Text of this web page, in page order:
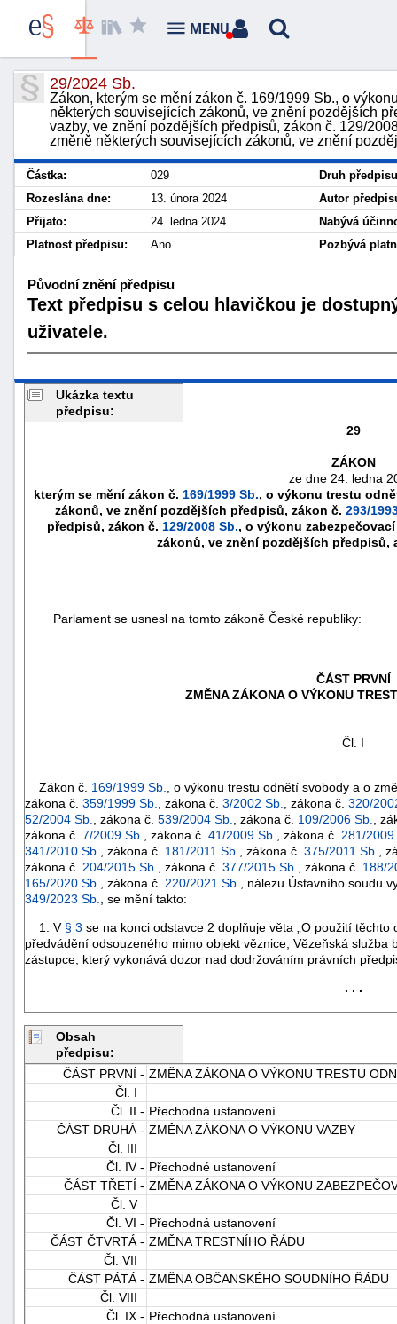
29/2024 Sb.
Zákon, kterým se mění zákon č. 169/1999 Sb., o
některých souvisejících zákonů, ve znění pozdějších
vazby, ve znění pozdějších předpisů, zákon č. 129/
změně některých souvisejících zákonů, ve znění
Částka: 029
Druh
Rozeslána dne:
13. února 2024
Autor
Přijato:
24. ledna 2024
Nabývá
Platnost předpisu:
Ano Pozbývá
Původní znění předpisu
Text předpisu s celou hlavičkou je
uživatele.
Ukázka textu
předpisu:
29
ZÁKON
ze dne 24. ledna
kterým se mění zákon č. 169/1999 Sb., o výkonu trestu
zákonů, ve znění pozdějších předpisů, zákon č. 293/
předpisů, zákon č. 129/2008 Sb., o výkonu
zákonů, ve znění pozdějších předpisů,
Parlament se usnesl na tomto zákoně České republiky:
ČÁST PRVNÍ
ZMĚNA ZÁKONA O VÝKONU
Čl. I
Zákon č. 169/1999 Sb.
, o výkonu trestu odnětí svobody a o
zákona č. 359/1999 Sb. , zákona č. 3/2002 Sb. , zákona č. 320/
52/2004 Sb.
, zákona č. 539/2004 Sb. , zákona č. 109/2006 Sb.
,
zákona č. 7/2009 Sb. , zákona č. 41/2009 Sb. , zákona č. 281/2009
341/2010 Sb.
, zákona č. 181/2011 Sb. , zákona č. 375/2011 Sb.
,
zákona č. 204/2015 Sb. , zákona č. 377/2015 Sb. , zákona č. 188/
165/2020 Sb.
, zákona č. 220/2021 Sb.
, nálezu Ústavního soudu
349/2023 Sb.
, se mění takto:
1. V § 3 se na konci odstavce 2 doplňuje věta „O použití
předvádění odsouzeného mimo objekt věznice, Vězeňská
zástupce, který vykonává dozor nad dodržováním právních
. . .
Obsah
předpisu:
ČÁST PRVNÍ - ZMĚNA ZÁKONA O VÝKONU TRESTU
Čl. I
Čl. II - Přechodná ustanovení
ČÁST DRUHÁ - ZMĚNA ZÁKONA O VÝKONU VAZBY
Čl. III
Čl. IV - Přechodné ustanovení
ČÁST TŘETÍ - ZMĚNA ZÁKONA O VÝKONU
Čl. V
Čl. VI - Přechodná ustanovení
ČÁST ČTVRTÁ - ZMĚNA TRESTNÍHO ŘÁDU
Čl. VII
ČÁST PÁTÁ - ZMĚNA OBČANSKÉHO SOUDNÍHO ŘÁDU
Čl. VIII
Čl. IX - Přechodná ustanovení
MENU
škody
+náhrady